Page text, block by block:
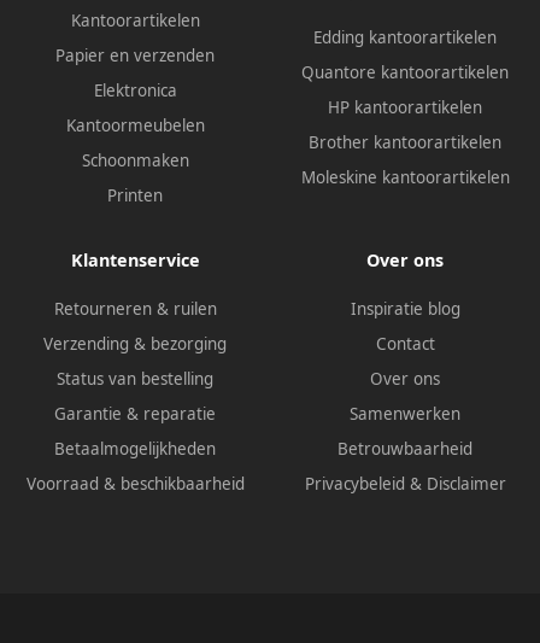
Kantoorartikelen
Papier en verzenden
Elektronica
Kantoormeubelen
Schoonmaken
Printen
Edding kantoorartikelen
Quantore kantoorartikelen
HP kantoorartikelen
Brother kantoorartikelen
Moleskine kantoorartikelen
Klantenservice
Retourneren & ruilen
Verzending & bezorging
Status van bestelling
Garantie & reparatie
Betaalmogelijkheden
Voorraad & beschikbaarheid
Over ons
Inspiratie blog
Contact
Over ons
Samenwerken
Betrouwbaarheid
Privacybeleid & Disclaimer